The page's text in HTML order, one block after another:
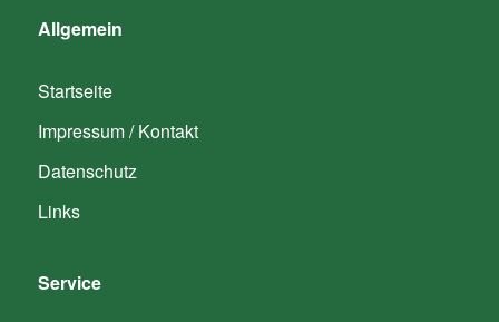
Allgemein
Startseite
Impressum / Kontakt
Datenschutz
Links
Service